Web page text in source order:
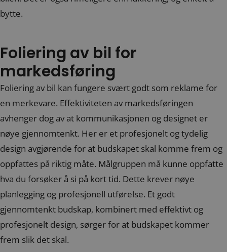
bytte.
Foliering av bil for
markedsføring
Foliering av bil kan fungere svært godt som reklame for
en merkevare. Effektiviteten av markedsføringen
avhenger dog av at kommunikasjonen og designet er
nøye gjennomtenkt. Her er et profesjonelt og tydelig
design avgjørende for at budskapet skal komme frem og
oppfattes på riktig måte. Målgruppen må kunne oppfatte
hva du forsøker å si på kort tid. Dette krever nøye
planlegging og profesjonell utførelse. Et godt
gjennomtenkt budskap, kombinert med effektivt og
profesjonelt design, sørger for at budskapet kommer
frem slik det skal.